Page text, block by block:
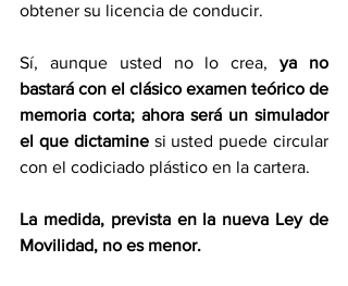
obtener su licencia de conducir.
Sí, aunque usted no lo crea, ya no
bastará con el clásico examen teórico de
memoria corta; ahora será un simulador
el que dictamine si usted puede circular
con el codiciado plástico en la cartera.
La medida, prevista en la nueva Ley de
Movilidad, no es menor.